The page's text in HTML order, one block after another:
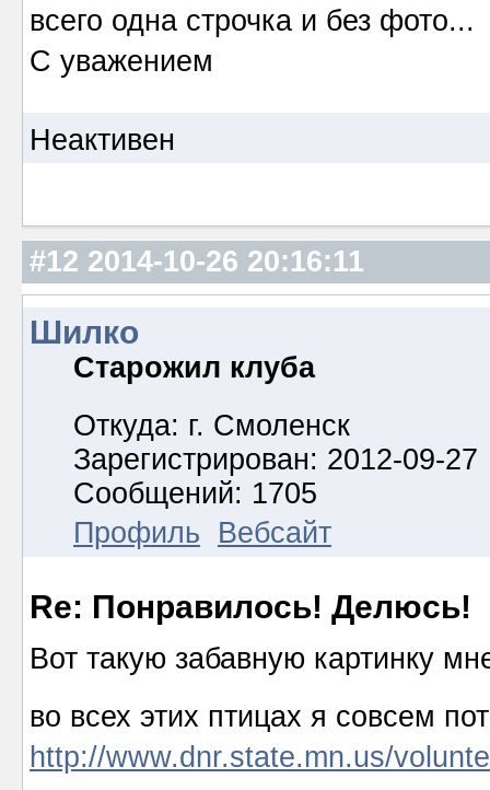
всего одна строчка и без фото...
С уважением
Неактивен
#12 2014-10-26 20:16:11
Шилко
Старожил клуба
Откуда: г. Смоленск
Зарегистрирован: 2012-09-27
Сообщений: 1705
Профиль
Вебсайт
Re: Понравилось! Делюсь!
Вот такую забавную картинку
во всех этих птицах я совсем
http://www.dnr.state.mn.us/